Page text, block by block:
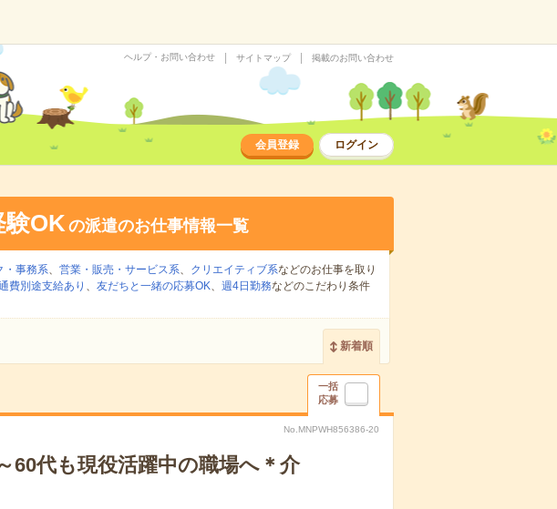
ヘルプ・お問い合わせ サイトマップ 掲載のお問い合わせ
会員登録 ログイン
験OKの派遣のお仕事情報一覧
・事務系、 営業・販売・サービス系、 クリエイティブ系などのお仕事を取り
費別途支給あり 、 友だちと一緒の応募OK、 週4日勤務などのこだわり条件
新着順
一括
応募
No.MNPWH856386-20
60代も現役活躍中の職場へ＊介